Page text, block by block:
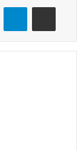
TelegramCompartilhar via e-mail